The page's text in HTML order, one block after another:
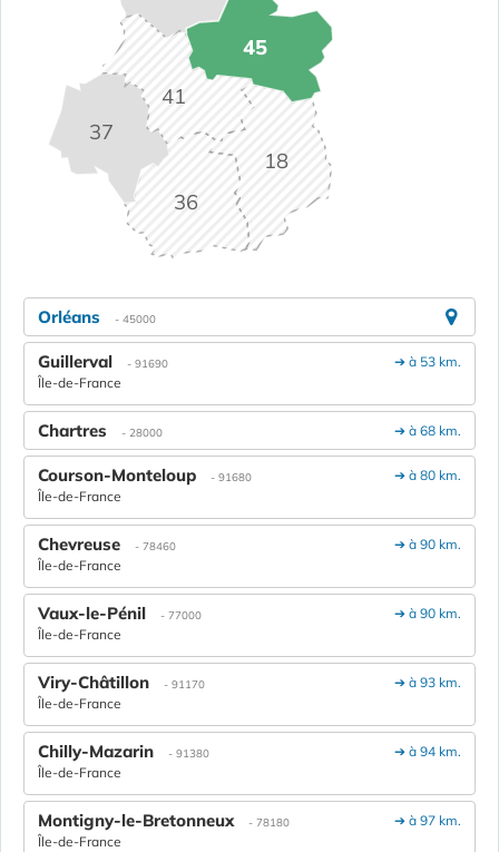
18
36
37
41
45
Orléans - 45000
➔ à 53 km.
Guillerval - 91690
Île-de-France
➔ à 68 km.
Chartres - 28000
➔ à 80 km.
Courson-Monteloup - 91680
Île-de-France
➔ à 90 km.
Chevreuse - 78460
Île-de-France
➔ à 90 km.
Vaux-le-Pénil - 77000
Île-de-France
➔ à 93 km.
Viry-Châtillon - 91170
Île-de-France
➔ à 94 km.
Chilly-Mazarin - 91380
Île-de-France
➔ à 97 km.
Montigny-le-Bretonneux - 78180
Île-de-France